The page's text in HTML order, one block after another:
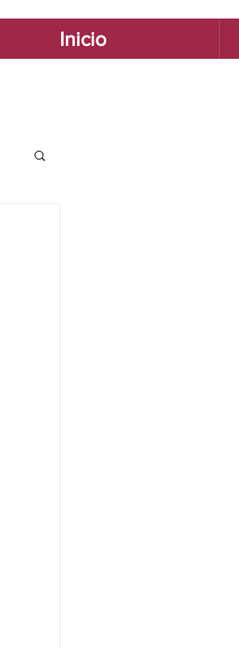
Inicio